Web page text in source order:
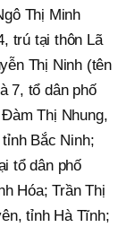
Thị Minh
trú tại thôn Lã
Thị Ninh (tên
7, tổ dân phố
Thị Nhung,
Bắc Ninh;
tổ dân phố
Hóa; Trần Thị
tỉnh Hà Tĩnh;